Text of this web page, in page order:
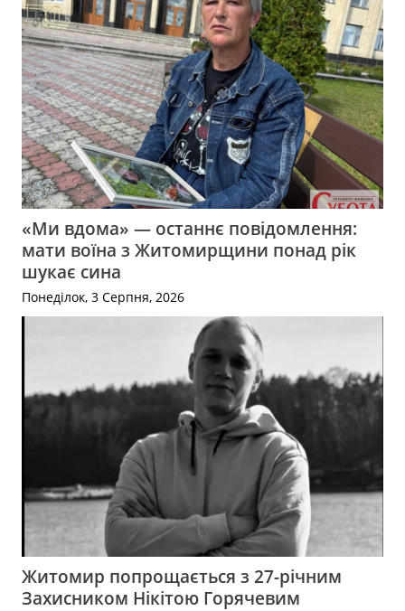
«Ми вдома» — останнє повідомлення:
мати воїна з Житомирщини понад рік
шукає сина
Понеділок, 3 Серпня, 2026
Житомир попрощається з 27-річним
Захисником Нікітою Горячевим